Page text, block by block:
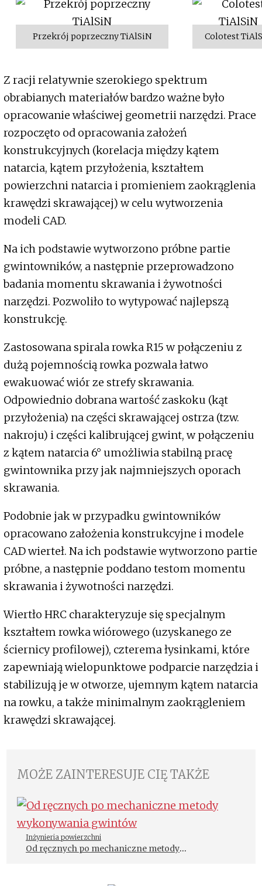
Przekrój poprzeczny TiAlSiN Colotest
Z racji relatywnie szerokiego spektrum
obrabianych materiałów bardzo ważne było
opracowanie właściwej geometrii narzędzi. Prace
rozpoczęto od opracowania założeń
konstrukcyjnych (korelacja między kątem
natarcia, kątem przyłożenia, kształtem
powierzchni natarcia i promieniem zaokrąglenia
krawędzi skrawającej) w celu wytworzenia
modeli CAD.
Na ich podstawie wytworzono próbne partie
gwintowników, a następnie przeprowadzono
badania momentu skrawania i żywotności
narzędzi. Pozwoliło to wytypować najlepszą
konstrukcję.
Zastosowana spirala rowka R15 w połączeniu z
dużą pojemnością rowka pozwala łatwo
ewakuować wiór ze strefy skrawania.
Odpowiednio dobrana wartość zaskoku (kąt
przyłożenia) na części skrawającej ostrza (tzw.
nakroju) i części kalibrującej gwint, w połączeniu
z kątem natarcia 6° umożliwia stabilną pracę
gwintownika przy jak najmniejszych oporach
skrawania.
Podobnie jak w przypadku gwintowników
opracowano założenia konstrukcyjne i modele
CAD wierteł. Na ich podstawie wytworzono partie
próbne, a następnie poddano testom momentu
skrawania i żywotności narzędzi.
Wiertło HRC charakteryzuje się specjalnym
kształtem rowka wiórowego (uzyskanego ze
ściernicy profilowej), czterema łysinkami, które
zapewniają wielopunktowe podparcie narzędzia i
stabilizują je w otworze, ujemnym kątem natarcia
na rowku, a także minimalnym zaokrągleniem
krawędzi skrawającej.
MOŻE ZAINTERESUJE CIĘ TAKŻE
Inżynieria powierzchni
Od ręcznych po mechaniczne metody